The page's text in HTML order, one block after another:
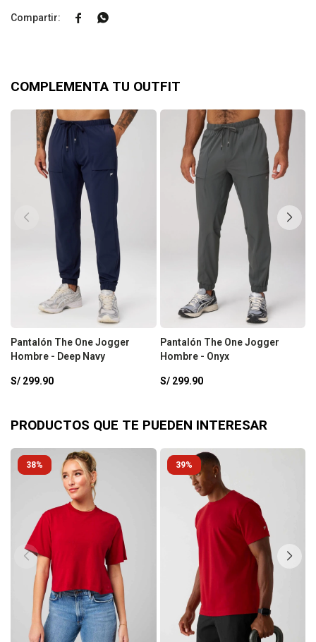
 
COMPLEMENTA TU OUTFIT
Pantalón The One Jogger
Hombre - Deep Navy
S/ 299.90
Pantalón The One Jogger
Hombre - Onyx
S/ 299.90
PRODUCTOS QUE TE PUEDEN INTERESAR
38 39